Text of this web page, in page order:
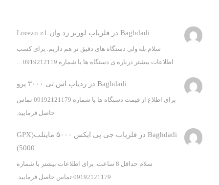
Baghdadi در فلزیاب لورنز زد وان Lorezn z1
سلام بله ولی دستگاه های دقیق تر هم داریم. برای کسب
اطلاعات بیشتر درباره ی دستگاه ها با شماره 0919212119…
Baghdadi درردیاب اس تی ۳۰۰۰ پرو
برای اطلاع از قیمت دستگاه ها با شماره 09192121179 تماس
حاصل فرمایید.
Baghdadi در
فلزیاب جی پی ایکس ۵۰۰۰ ماینلب(GPX
5000)
سلام حداقل 8 ساعت. برای اطلاعات بیشتر با شماره
09192121179 تماس حاصل فرمایید.